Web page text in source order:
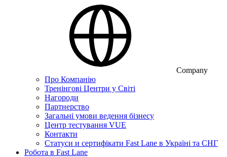
Company
Про Компанію
Тренінгові Центри у Світі
Нагороди
Партнерство
Загальні умови ведення бізнесу
Центр тестування VUE
Контакти
Статуси и сертифікати Fast Lane в Україні та СНГ
Робота в Fast Lane